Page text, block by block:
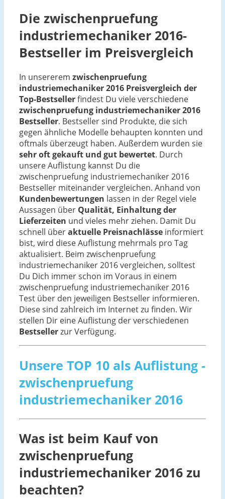
Die zwischenpruefung
industriemechaniker 2016-
Bestseller im Preisvergleich
In unsererem zwischenpruefung
industriemechaniker 2016 Preisvergleich der
Top-Bestsellerfindest Du viele verschiedene
zwischenpruefung industriemechaniker 2016
Bestseller. Bestseller sind Produkte, die sich
gegen ähnliche Modelle behaupten konnten und
oftmals überzeugt haben. Außerdem wurden sie
sehr oft gekauft und gut bewertet. Durch
unsere Auflistung kannst Du die
zwischenpruefung industriemechaniker 2016
Bestseller miteinander vergleichen. Anhand von
Kundenbewertungen lassen in der Regel viele
Aussagen über Qualität, Einhaltung der
Lieferzeiten und vieles mehr ziehen. Damit Du
schnell überaktuelle Preisnachlässe informiert
bist, wird diese Auflistung mehrmals pro Tag
aktualisiert. Beim zwischenpruefung
industriemechaniker 2016 vergleichen, solltest
Du Dich immer schon im Voraus in einem
zwischenpruefung industriemechaniker 2016
Test über den jeweiligen Bestseller informieren.
Diese sind zahlreich im Internet zu finden. Wir
stellen Dir eine Auflistung der verschiedenen
Bestsellerzur Verfügung.
Unsere TOP 10 als Auflistung -
zwischenpruefung
industriemechaniker 2016
Was ist beim Kauf von
zwischenpruefung
industriemechaniker 2016 zu
beachten?